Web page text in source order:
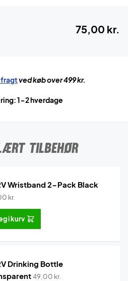
75,00 kr.
fragtved køb over 499 kr.
1-2 hverdage
TILBEHØR
Wristband 2-Pack Black
kr.
i kurv
Drinking Bottle
49,00 kr.